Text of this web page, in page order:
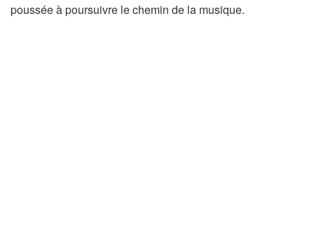
poussée à poursuivre le chemin de la musique.